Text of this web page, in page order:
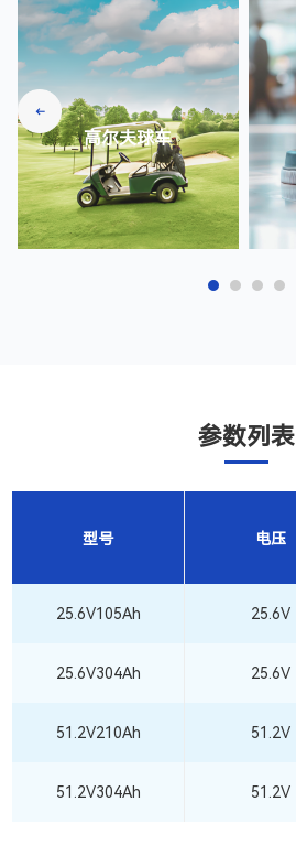
高尔夫球车
参数列表
型号 电压
25.6V105Ah 25.6V
25.6V304Ah 25.6V
51.2V210Ah 51.2V
51.2V304Ah 51.2V